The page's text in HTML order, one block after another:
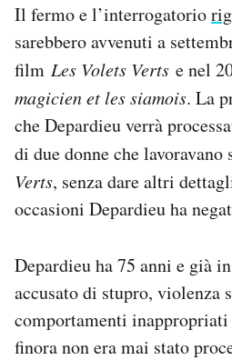
Hai bisogno di aiuto?
Il fermo e l’interrogatorio
sarebbero avvenuti a
film Les Volets Verts e nel
magicien et les siamois. La
che Depardieu verrà
di due donne che lavoravano
Verts, senza dare altri
occasioni Depardieu ha
Depardieu ha 75 anni e già
accusato di stupro, violenza
comportamenti inappropriati
finora non era mai stato